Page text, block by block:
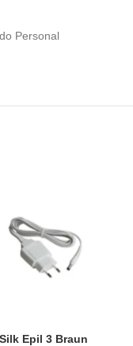
Personal
Epil 3 Braun